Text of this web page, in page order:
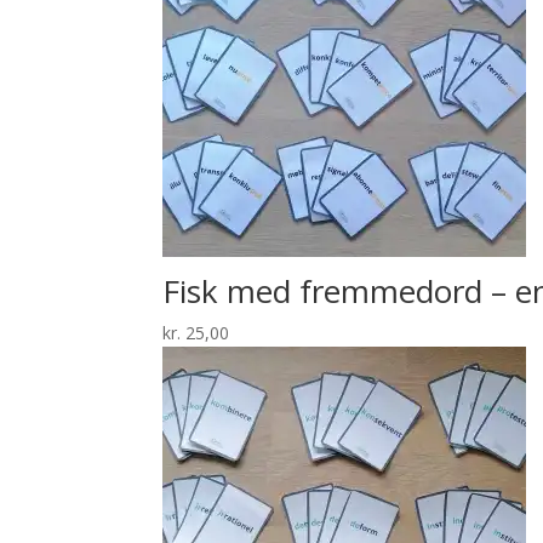
Fisk med fremmedord –
kr. 25,00